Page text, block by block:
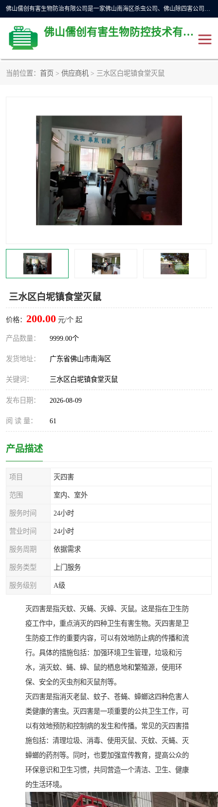
佛山儒创有害生物防治有限公司是一家佛山南海区杀虫公司、佛山除四害公司、佛山灭白蚁公司、佛山白蚁防治公司，让您远离虫害困扰。要问佛山白蚁防治哪家好？佛山儒创有害生物防治有限公司全佛山、广州，正规公司，上门勘查，可靠，售后有保障。
佛山儒创有害生物防控技术有限公司
当前位置： 首页 > 供应商机 > 三水区白坭镇食堂灭鼠
三水区白坭镇食堂灭鼠
价格： 200.00 元/个 起
产品数量： 9999.00个
发货地址： 广东省佛山市南海区
关键词： 三水区白坭镇食堂灭鼠
发布日期： 2026-08-09
阅 读 量： 61
产品描述
项目 灭四害
范围 室内、室外
服务时间 24小时
营业时间 24小时
服务周期 依据需求
服务类型 上门服务
服务级别 A级
灭四害是指灭蚊、灭蝇、灭蟑、灭鼠。这是指在卫生防
疫工作中，重点消灭的四种卫生有害生物。灭四害是卫
生防疫工作的重要内容，可以有效地防止病的传播和流
行。具体的措施包括：加强环境卫生管理，垃圾和污
水，消灭蚊、蝇、蟑、鼠的栖息地和繁殖源，使用环
保、安全的灭虫剂和灭鼠剂等。
灭四害是指消灭老鼠、蚊子、苍蝇、蟑螂这四种危害人
类健康的害虫。灭四害是一项重要的公共卫生工作，可
以有效地预防和控制病的发生和传播。常见的灭四害措
施包括：清理垃圾、消毒、使用灭鼠、灭蚊、灭蝇、灭
蟑螂的药剂等。同时，也要加强宣传教育，提高公众的
环保意识和卫生习惯，共同营造一个清洁、卫生、健康
的生活环境。
佛山灭白蚁公司 佛山杀虫公司
佛山除四害公司 灭鼠
消杀
灭跳蚤
灭蚊虫 灭蟑螂
白蚁工程 果蝇防治
害虫防治 灭杀害虫
病媒生物防治